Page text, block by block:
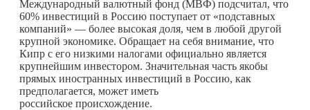
Международный валютный фонд (МВФ) подсчитал, что
60% инвестиций в Россию поступает от «подставных
компаний» — более высокая доля, чем в любой другой
крупной экономике. Обращает на себя внимание, что
Кипр с его низкими налогами официально является
крупнейшим инвестором. Значительная часть якобы
прямых иностранных инвестиций в Россию, как
предполагается, может иметь
российское происхождение.